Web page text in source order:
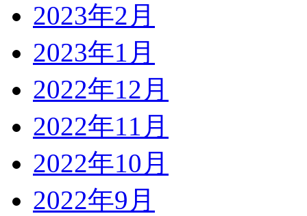
2023年2月
2023年1月
2022年12月
2022年11月
2022年10月
2022年9月